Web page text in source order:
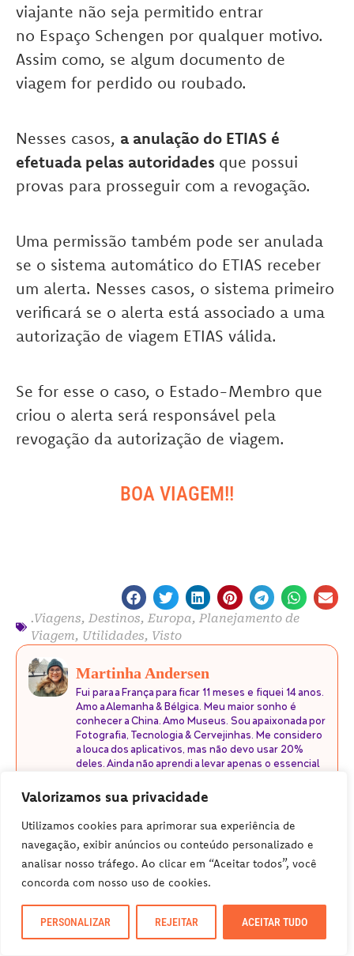
Valorizamos sua privacidade
Utilizamos cookies para aprimorar sua experiência de
navegação, exibir anúncios ou conteúdo personalizado e
analisar nosso tráfego. Ao clicar em “Aceitar todos”, você
concorda com nosso uso de cookies.
PERSONALIZAR REJEITAR ACEITAR TUDO
viajante não seja permitido entrar
no Espaço Schengen por qualquer motivo.
Assim como, se algum documento de
viagem for perdido ou roubado.
Nesses casos, a anulação do ETIAS é
efetuada pelas autoridades que possui
provas para prosseguir com a revogação.
Uma permissão também pode ser anulada
se o sistema automático do ETIAS receber
um alerta. Nesses casos, o sistema primeiro
verificará se o alerta está associado a uma
autorização de viagem ETIAS válida.
Se for esse o caso, o Estado-Membro que
criou o alerta será responsável pela
revogação da autorização de viagem.
BOA VIAGEM!!
.Viagens, Destinos, Europa, Planejamento de
Viagem, Utilidades, Visto
Martinha Andersen
Fui para a França para ficar 11 meses e fiquei 14 anos.
Amo a Alemanha & Bélgica. Meu maior sonho é
conhecer a China. Amo Museus. Sou apaixonada por
Fotografia, Tecnologia & Cervejinhas. Me considero
a louca dos aplicativos, mas não devo usar 20%
deles. Ainda não aprendi a levar apenas o essencial
e acessórios. Viajar de Mochila ou Mala, pouco
importa; o importante é viajar.
ARTIGO ANTERIOR PRÓXIMO ARTIGO